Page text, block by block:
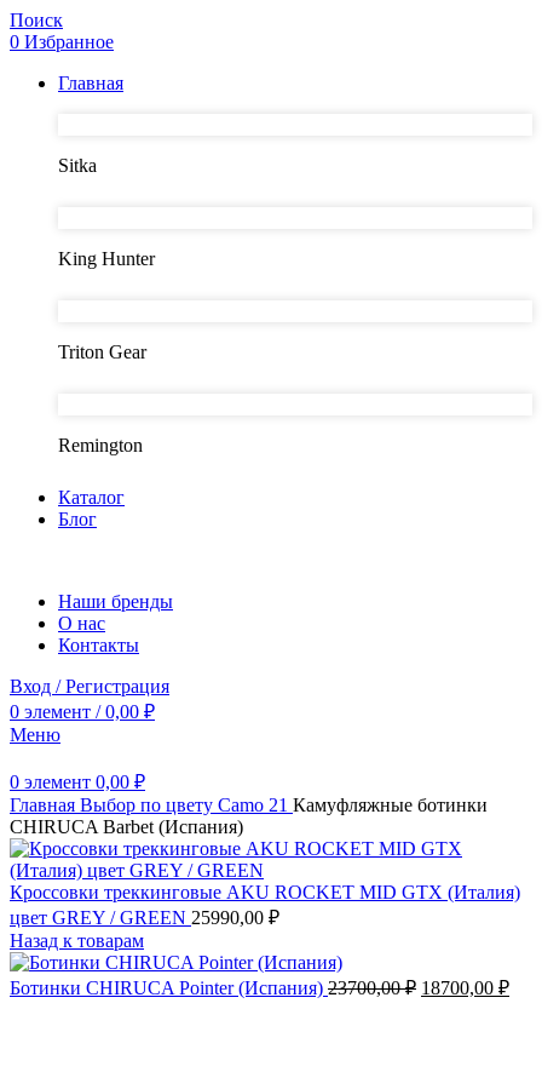
Поиск
0 Избранное
Главная
Sitka
King Hunter
Triton Gear
Remington
Каталог
Блог
Наши бренды
О нас
Контакты
Вход / Регистрация
0 элемент / 0,00 ₽
Меню
0 элемент 0,00 ₽
Главная Выбор по цвету Camo 21 Камуфляжные ботинки
CHIRUCA Barbet (Испания)
Кроссовки треккинговые AKU ROCKET MID GTX (Италия)
цвет GREY / GREEN 25990,00 ₽
Назад к товарам
Ботинки CHIRUCA Pointer (Испания) 23700,00₽ 18700,00 ₽